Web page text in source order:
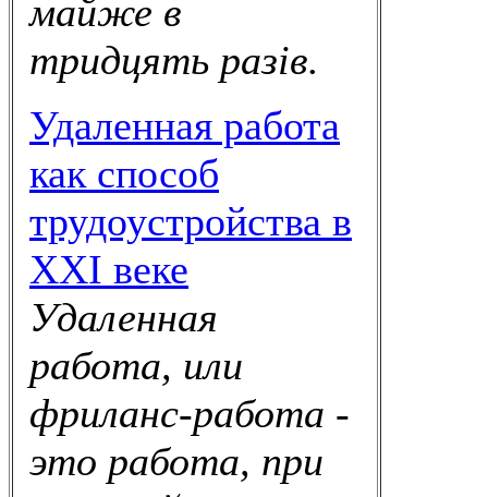
майже в
тридцять разів.
Удаленная работа
как способ
трудоустройства в
XXI веке
Удаленная
работа, или
фриланс-работа -
это работа, при